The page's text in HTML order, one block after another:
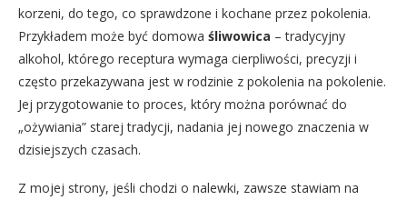
korzeni, do tego, co sprawdzone i kochane przez pokolenia.
Przykładem może być domowa śliwowica – tradycyjny
alkohol, którego receptura wymaga cierpliwości, precyzji i
często przekazywana jest w rodzinie z pokolenia na pokolenie.
Jej przygotowanie to proces, który można porównać do
„ożywiania” starej tradycji, nadania jej nowego znaczenia w
dzisiejszych czasach.
Z mojej strony, jeśli chodzi o nalewki, zawsze stawiam na